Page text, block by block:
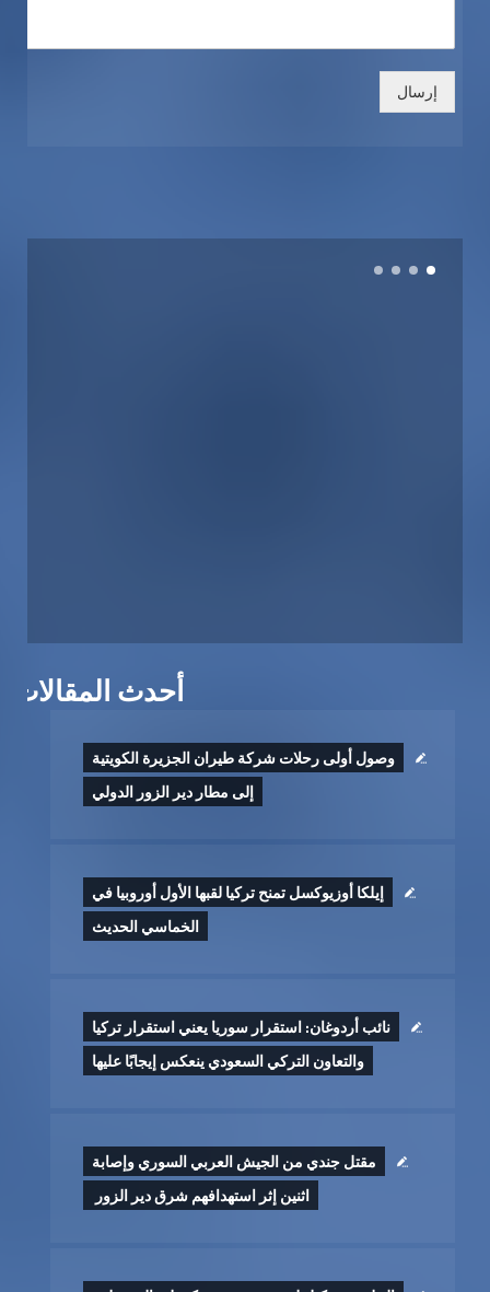
إرسال
أحدث المقالات
وصول أولى رحلات شركة طيران الجزيرة الكويتية
إلى مطار دير الزور الدولي
إيلكا أوزيوكسل تمنح تركيا لقبها الأول أوروبيا في
الخماسي الحديث
نائب أردوغان: استقرار سوريا يعني استقرار تركيا
والتعاون التركي السعودي ينعكس إيجابًا عليها
مقتل جندي من الجيش العربي السوري وإصابة
اثنين إثر ‏استهدافهم شرق دير الزور ‏